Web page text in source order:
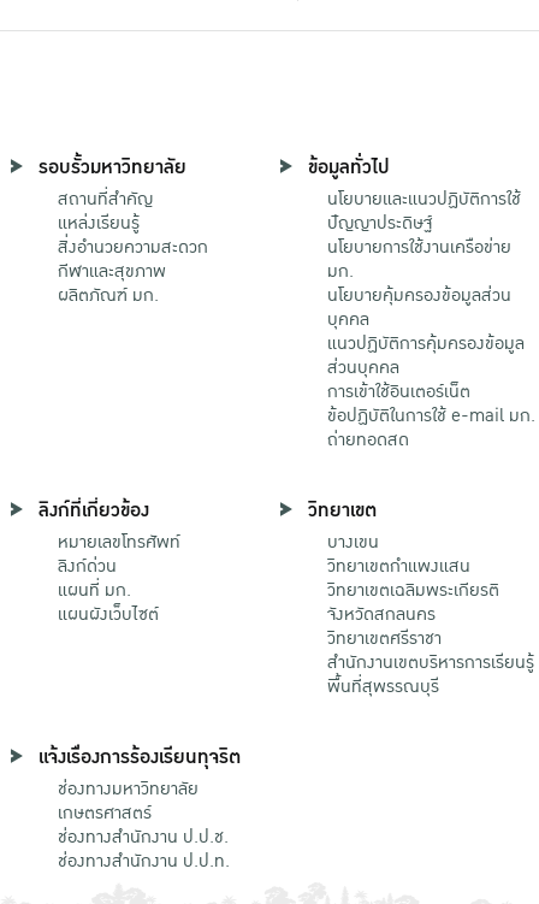
รอบรั้วมหาวิทยาลัย
สถานที่สำคัญ
แหล่งเรียนรู้
สิ่งอำนวยความสะดวก
กีฬาและสุขภาพ
ผลิตภัณฑ์ มก.
ข้อมูลทั่วไป
นโยบายและแนวปฏิบัติการใช้
ปัญญาประดิษฐ์
นโยบายการใช้งานเครือข่าย
มก.
นโยบายคุ้มครองข้อมูลส่วน
บุคคล
แนวปฏิบัติการคุ้มครองข้อมูล
ส่วนบุคคล
การเข้าใช้อินเตอร์เน็ต
ข้อปฏิบัติในการใช้ e-mail มก.
ถ่ายทอดสด
ลิงก์ที่เกี่ยวข้อง
หมายเลขโทรศัพท์
ลิงก์ด่วน
แผนที่ มก.
แผนผังเว็บไซต์
วิทยาเขต
บางเขน
วิทยาเขตกําแพงแสน
วิทยาเขตเฉลิมพระเกียรติ
จังหวัดสกลนคร
วิทยาเขตศรีราชา
สำนักงานเขตบริหารการเรียนรู้
พื้นที่สุพรรณบุรี
แจ้งเรื่องการร้องเรียนทุจริต
ช่องทางมหาวิทยาลัย
เกษตรศาสตร์
ช่องทางสำนักงาน ป.ป.ช.
ช่องทางสำนักงาน ป.ป.ท.